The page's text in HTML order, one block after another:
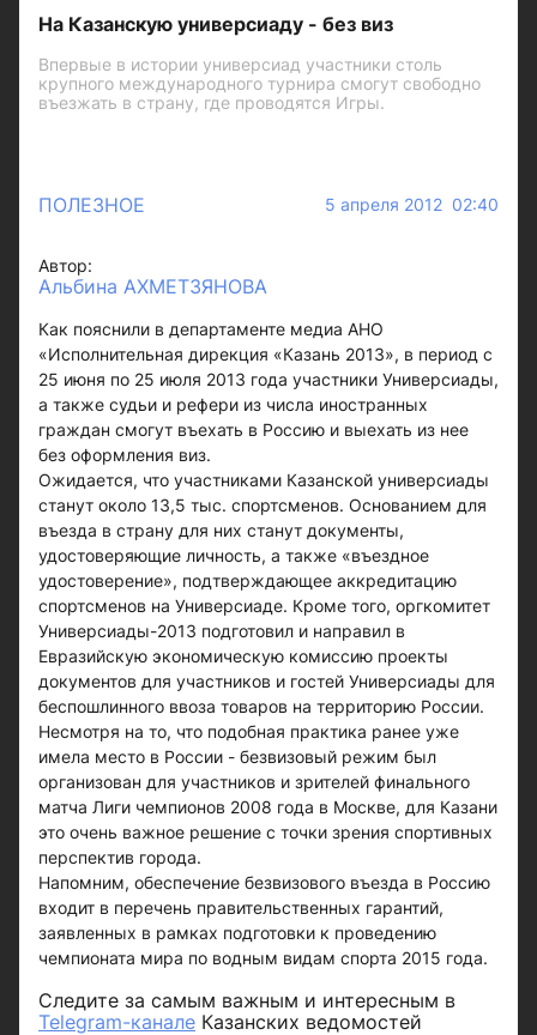
На Казанскую универсиаду - без виз
Впервые в истории универсиад участники столь
крупного международного турнира смогут свободно
въезжать в страну, где проводятся Игры.
ПОЛЕЗНОЕ 5 апреля 2012 02:40
Автор:
Альбина АХМЕТЗЯНОВА
Как пояснили в департаменте медиа АНО
«Исполнительная дирекция «Казань 2013», в период с
25 июня по 25 июля 2013 года участники Универсиады,
а также судьи и рефери из числа иностранных
граждан смогут въехать в Россию и выехать из нее
без оформления виз.
Ожидается, что участниками Казанской универсиады
станут около 13,5 тыс. спортсменов. Основанием для
въезда в страну для них станут документы,
удостоверяющие личность, а также «въездное
удостоверение», подтверждающее аккредитацию
спортсменов на Универсиаде. Кроме того, оргкомитет
Универсиады-2013 подготовил и направил в
Евразийскую экономическую комиссию проекты
документов для участников и гостей Универсиады для
беспошлинного ввоза товаров на территорию России.
Несмотря на то, что подобная практика ранее уже
имела место в России - безвизовый режим был
организован для участников и зрителей финального
матча Лиги чемпионов 2008 года в Москве, для Казани
это очень важное решение с точки зрения спортивных
перспектив города.
Напомним, обеспечение безвизового въезда в Россию
входит в перечень правительственных гарантий,
заявленных в рамках подготовки к проведению
чемпионата мира по водным видам спорта 2015 года.
Следите за самым важным и интересным в
Telegram-канале Казанских ведомостей